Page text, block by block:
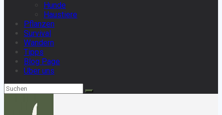
Hunde
Haustiere
Pflanzen
Survival
Wandern
Tipps
Blog Page
Über uns